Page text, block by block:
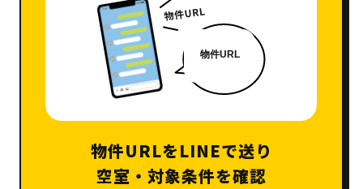
物件URLをLINEで送り
空室・対象条件を確認